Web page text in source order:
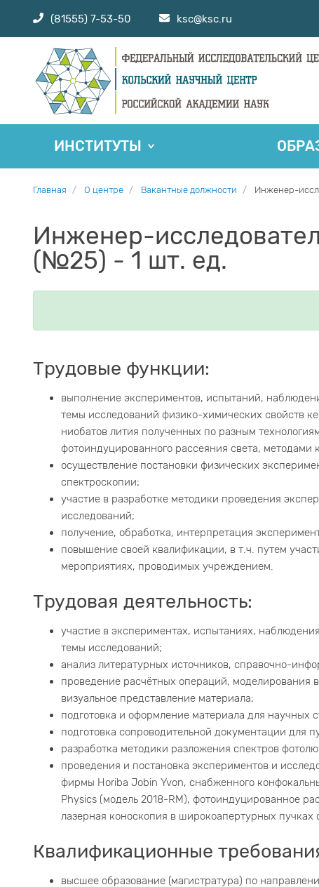
(81555) 7-53-50 ksc@ksc.ru
ИНСТИТУТЫ
Главная О центре Вакантные должности Инженер-
Инженер-
(№25) - 1 шт. ед.
Трудовые функции:
выполнение экспериментов, испытаний,
темы исследований физико-химических свойств
ниобатов лития полученных по разным
фотоиндуцированного рассеяния света, методами
осуществление постановки физических
спектроскопии;
участие в разработке методики проведения
исследований;
получение, обработка, интерпретация
повышение своей квалификации, в т.ч. путем
мероприятиях, проводимых учреждением.
Трудовая деятельность:
участие в экспериментах, испытаниях,
темы исследований;
анализ литературных источников, справочно-
проведение расчётных операций, моделирования
визуальное представление материала;
подготовка и оформление материала для научных
подготовка сопроводительной документации для
разработка методики разложения спектров
проведения и постановка экспериментов и
фирмы Horiba Jobin Yvon, снабженного
Physics (модель 2018-RM), фотоиндуцированное
лазерная коноскопия в широкоапертурных пучках
Квалификационные
высшее образование (магистратура) по